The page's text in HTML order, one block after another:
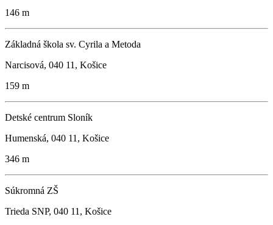
146 m
Základná škola sv. Cyrila a Metoda
Narcisová, 040 11, Košice
159 m
Detské centrum Sloník
Humenská, 040 11, Košice
346 m
Súkromná ZŠ
Trieda SNP, 040 11, Košice